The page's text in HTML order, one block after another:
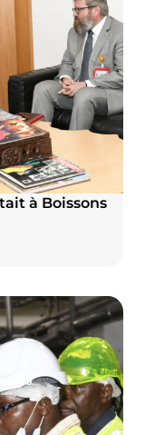
à Boissons